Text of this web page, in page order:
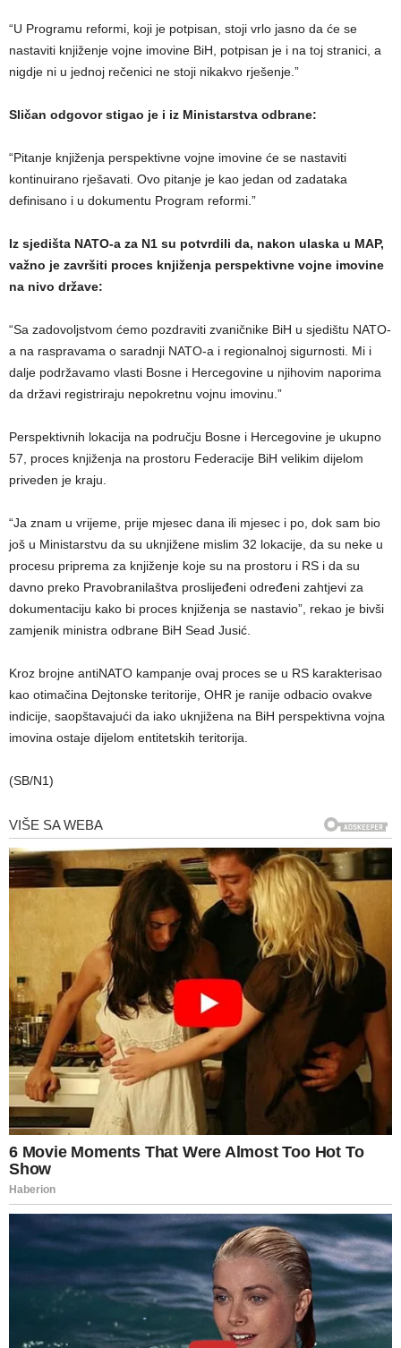
“U Programu reformi, koji je potpisan, stoji vrlo jasno da će se
nastaviti knjiženje vojne imovine BiH, potpisan je i na toj stranici, a
nigdje ni u jednoj rečenici ne stoji nikakvo rješenje.”
Sličan odgovor stigao je i iz Ministarstva odbrane:
“Pitanje knjiženja perspektivne vojne imovine će se nastaviti
kontinuirano rješavati. Ovo pitanje je kao jedan od zadataka
definisano i u dokumentu Program reformi.”
Iz sjedišta NATO-a za N1 su potvrdili da, nakon ulaska u MAP,
važno je završiti proces knjiženja perspektivne vojne imovine
na nivo države:
“Sa zadovoljstvom ćemo pozdraviti zvaničnike BiH u sjedištu NATO-
a na raspravama o saradnji NATO-a i regionalnoj sigurnosti. Mi i
dalje podržavamo vlasti Bosne i Hercegovine u njihovim naporima
da državi registriraju nepokretnu vojnu imovinu.”
Perspektivnih lokacija na području Bosne i Hercegovine je ukupno
57, proces knjiženja na prostoru Federacije BiH velikim dijelom
priveden je kraju.
“Ja znam u vrijeme, prije mjesec dana ili mjesec i po, dok sam bio
još u Ministarstvu da su uknjižene mislim 32 lokacije, da su neke u
procesu priprema za knjiženje koje su na prostoru i RS i da su
davno preko Pravobranilaštva proslijeđeni određeni zahtjevi za
dokumentaciju kako bi proces knjiženja se nastavio”, rekao je bivši
zamjenik ministra odbrane BiH Sead Jusić.
Kroz brojne antiNATO kampanje ovaj proces se u RS karakterisao
kao otimačina Dejtonske teritorije, OHR je ranije odbacio ovakve
indicije, saopštavajući da iako uknjižena na BiH perspektivna vojna
imovina ostaje dijelom entitetskih teritorija.
(SB/N1)